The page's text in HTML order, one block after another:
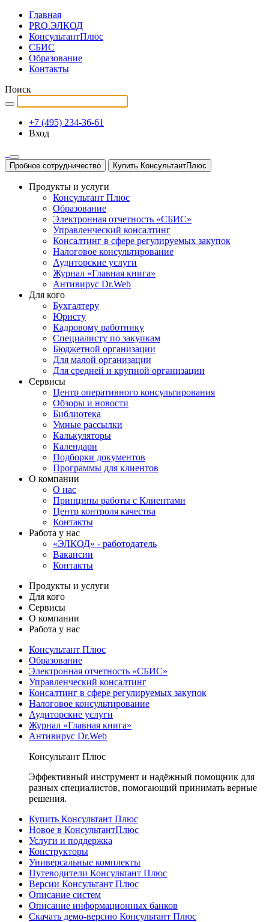
Главная
PRO.ЭЛКОД
КонсультантПлюс
СБИС
Образование
Контакты
Поиск
+7 (495) 234-36-61
Вход
Пробное сотрудничество Купить КонсультантПлюс
Продукты и услуги
Консультант Плюс
Образование
Электронная отчетность «СБИС»
Управленческий консалтинг
Консалтинг в сфере регулируемых закупок
Налоговое консультирование
Аудиторские услуги
Журнал «Главная книга»
Антивирус Dr.Web
Для кого
Бухгалтеру
Юристу
Кадровому работнику
Специалисту по закупкам
Бюджетной организации
Для малой организации
Для средней и крупной организации
Сервисы
Центр оперативного консультирования
Обзоры и новости
Библиотека
Умные рассылки
Калькуляторы
Календари
Подборки документов
Программы для клиентов
О компании
О нас
Принципы работы с Клиентами
Центр контроля качества
Контакты
Работа у нас
«ЭЛКОД» - работодатель
Вакансии
Контакты
Продукты и услуги
Для кого
Сервисы
О компании
Работа у нас
Консультант Плюс
Образование
Электронная отчетность «СБИС»
Управленческий консалтинг
Консалтинг в сфере регулируемых закупок
Налоговое консультирование
Аудиторские услуги
Журнал «Главная книга»
Антивирус Dr.Web
Консультант Плюс
Эффективный инструмент и надёжный помощник для
разных специалистов, помогающий принимать верные
решения.
Купить Консультант Плюс
Новое в КонсультантПлюс
Услуги и поддержка
Конструкторы
Универсальные комплекты
Путеводители Консультант Плюс
Версии Консультант Плюс
Описание систем
Описание информационных банков
Скачать демо-версию Консультант Плюс